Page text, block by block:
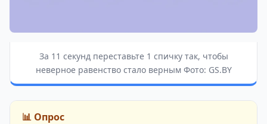
За 11 секунд переставьте 1 спичку так, чтобы
неверное равенство стало верным Фото: GS.BY
📊 Опрос